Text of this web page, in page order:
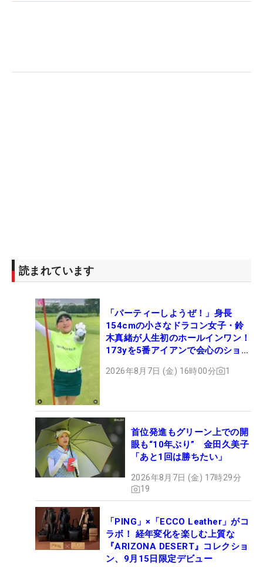
読まれています
「パーティーしようぜ！」身長
154cmの小さなドラコン女子・鈴
木真緒が人生初のホールインワン！
173yを5番アイアンで会心のショッ
2026年8月7日 (金) 16時00分 1
首位発進もグリーン上での開
眼も“10年ぶり” 金田久美子
「あと1回は勝ちたい」
2026年8月7日 (金) 17時29分
19
「PING」×「ECCO Leather」がコ
ラボ！ 経年変化を楽しむ上質な
『ARIZONA DESERT』コレクショ
ン、9月15日限定デビュー